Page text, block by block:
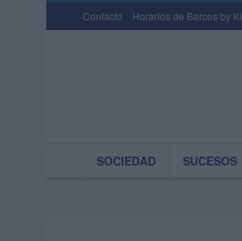
Contacto Horarios de Barcos by
SOCIEDAD SUCESOS